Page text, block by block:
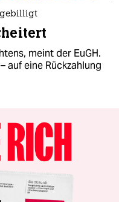
gebilligt
meint der EuGH.
auf eine Rückzahlung